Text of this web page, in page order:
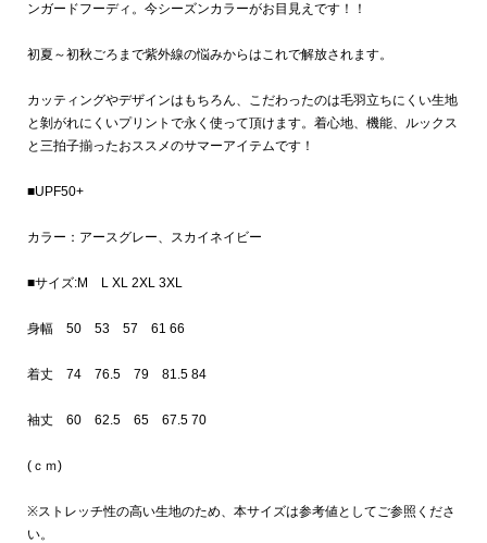
ンガードフーディ。今シーズンカラーがお目見えです！！
初夏～初秋ごろまで紫外線の悩みからはこれで解放されます。
カッティングやデザインはもちろん、こだわったのは毛羽立ちにくい生地
と剝がれにくいプリントで永く使って頂けます。着心地、機能、ルックス
と三拍子揃ったおススメのサマーアイテムです！
■UPF50+
カラー：アースグレー、スカイネイビー
■サイズ:M L XL 2XL 3XL
身幅 50 53 57 61 66
着丈 74 76.5 79 81.5 84
袖丈 60 62.5 65 67.5 70
(ｃｍ)
※ストレッチ性の高い生地のため、本サイズは参考値としてご参照くださ
い。